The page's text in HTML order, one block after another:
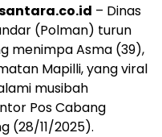
– Dinas
(Polman) turun
menimpa Asma (39),
Mapilli, yang viral
musibah
Pos Cabang
(28/11/2025).